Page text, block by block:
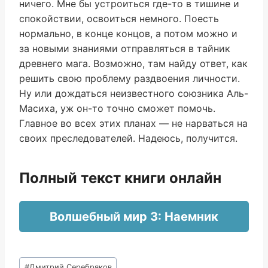
ничего. Мне бы устроиться где-то в тишине и
спокойствии, освоиться немного. Поесть
нормально, в конце концов, а потом можно и
за новыми знаниями отправляться в тайник
древнего мага. Возможно, там найду ответ, как
решить свою проблему раздвоения личности.
Ну или дождаться неизвестного союзника Аль-
Масиха, уж он-то точно сможет помочь.
Главное во всех этих планах — не нарваться на
своих преследователей. Надеюсь, получится.
Полный текст книги онлайн
Волшебный мир 3: Наемник
Метки